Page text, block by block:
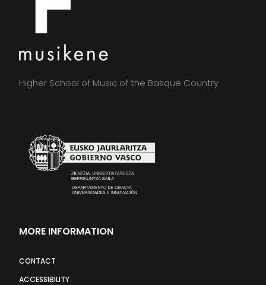
Higher School of Music of the Basque Country
MORE INFORMATION
CONTACT
ACCESSIBILITY